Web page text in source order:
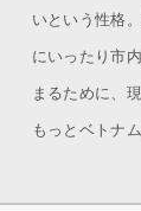
いという性格
にいったり市
まるために、
もっとベトナ